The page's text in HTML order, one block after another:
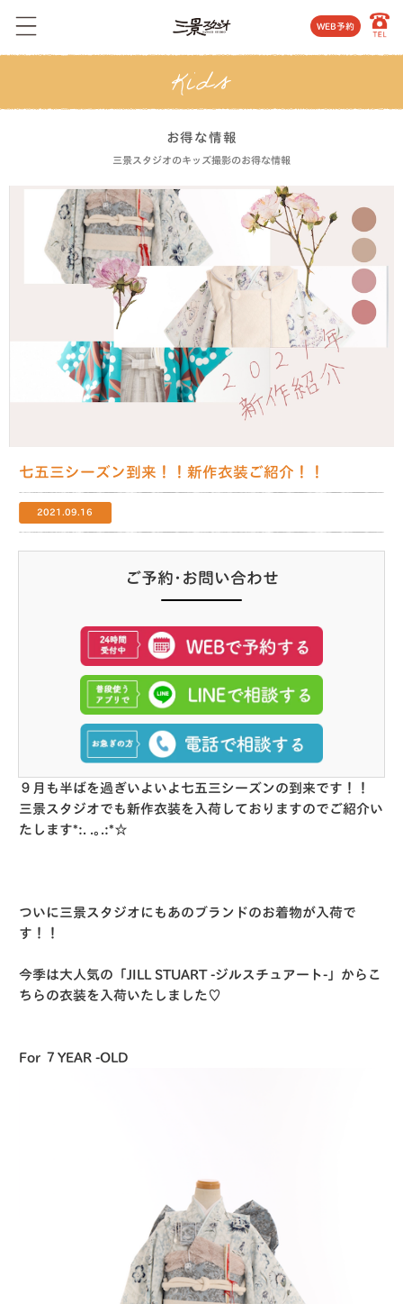
WEB予約
お得な情報
三景スタジオのキッズ撮影のお得な情報
七五三シーズン到来！！新作衣装ご紹介！！
2021.09.16
ご予約･お問い合わせ
９月も半ばを過ぎいよいよ七五三シーズンの到来です！！
三景スタジオでも新作衣装を入荷しておりますのでご紹介い
たします*:. .｡.:*☆
ついに三景スタジオにもあのブランドのお着物が入荷で
す！！
今季は大人気の「JILL STUART -ジルスチュアート-」からこ
ちらの衣装を入荷いたしました♡
For ７YEAR -OLD